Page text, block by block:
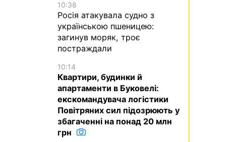
10:38
Росія атакувала судно з
українською пшеницею:
загинув моряк, троє
постраждали
10:14
Квартири, будинки й
апартаменти в Буковелі:
екскомандувача логістики
Повітряних сил підозрюють у
збагаченні на понад 20 млн
грн